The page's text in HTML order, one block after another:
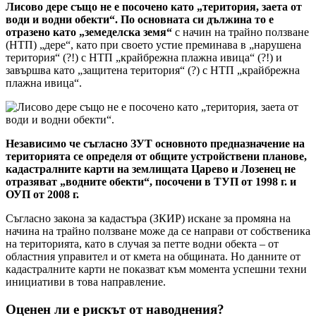
Лисово дере също не е посочено като „територия, заета от
води и водни обекти“. По основната си дължина то е
отразено като „земеделска земя“ с начин на трайно ползване
(НТП) „дере“, като при своето устие преминава в „нарушена
територия“ (?!) с НТП „крайбрежна плажна ивица“ (?!) и
завършва като „защитена територия“ (?) с НТП „крайбрежна
плажна ивица“.
Независимо че съгласно ЗУТ основното предназначение на
територията се определя от общите устройствени планове,
кадастралните карти на землищата Царево и Лозенец не
отразяват „водните обекти“, посочени в ТУП от 1998 г. и
ОУП от 2008 г.
Съгласно закона за кадастъра (ЗКИР) искане за промяна на
начина на трайно ползване може да се направи от собственика
на територията, като в случая за петте водни обекта – от
областния управител и от кмета на общината. Но данните от
кадастралните карти не показват към момента успешни техни
инициативи в това направление.
Оценен ли е рискът от наводнения?